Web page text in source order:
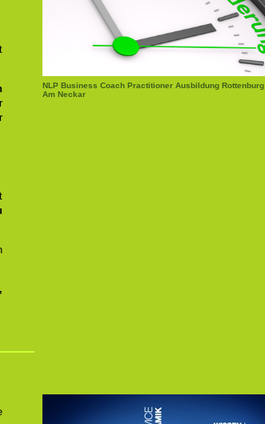
NLP Business Coach Practitioner Ausbildung Rottenburg
Am Neckar